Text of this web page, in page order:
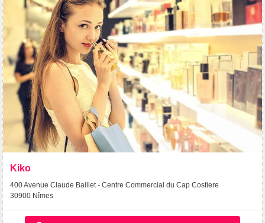
Kiko
400 Avenue Claude Baillet - Centre Commercial du Cap Costiere
30900 Nîmes